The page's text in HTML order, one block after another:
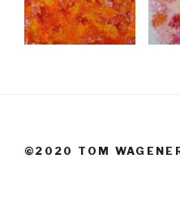
©2020 TOM